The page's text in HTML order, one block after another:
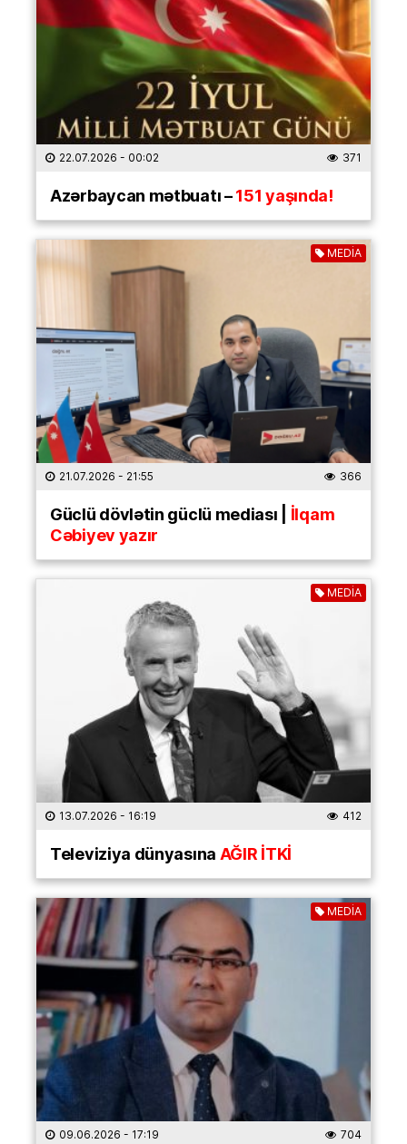
22.07.2026 - 00:02 371
Azərbaycan mətbuatı –151 yaşında!
MEDİA
21.07.2026 - 21:55 366
Güclü dövlətin güclü mediası | İlqam
Cəbiyev yazır
MEDİA
13.07.2026 - 16:19 412
Televiziya dünyasınaAĞIR İTKİ
MEDİA
09.06.2026 - 17:19 704